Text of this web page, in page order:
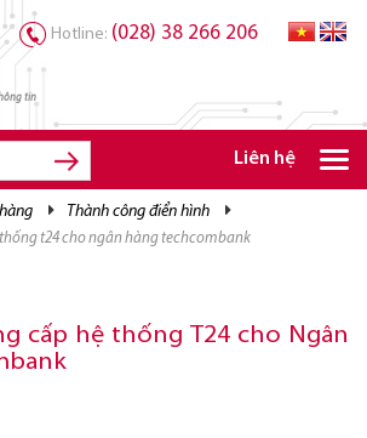
tin
Hotline: (028) 38 266 206
Liên hệ
thành công điển hình
t24 cho ngân hàng techcombank
cấp hệ thống T24 cho Ngân